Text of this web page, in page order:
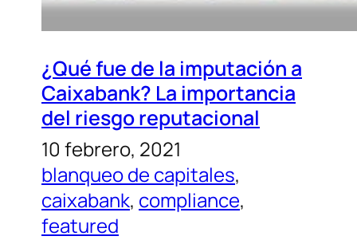
¿Qué fue de la imputación a
Caixabank? La importancia
del riesgo reputacional
10 febrero, 2021
blanqueo de capitales
caixabank, compliance
featured